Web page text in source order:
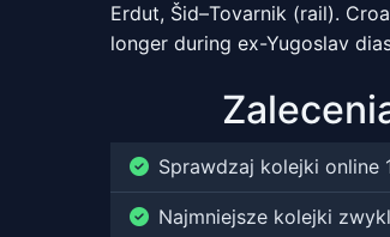
Erdut, Šid–Tovarnik (rail).
longer during ex-Yugoslav
Sprawdzaj kolejki
Najmniejsze kolejki